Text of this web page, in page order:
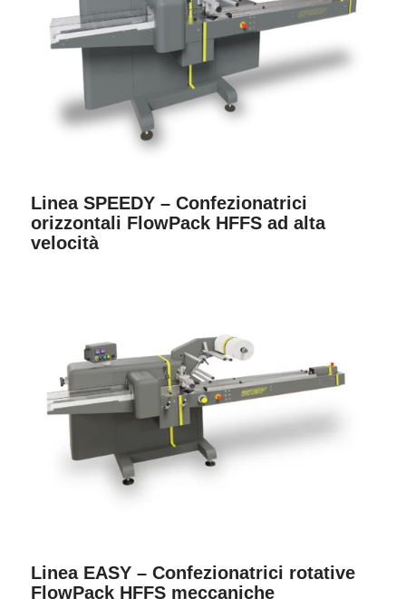
Linea SPEEDY – Confezionatrici
orizzontali FlowPack HFFS ad alta
velocità
Linea EASY – Confezionatrici rotative
FlowPack HFFS meccaniche